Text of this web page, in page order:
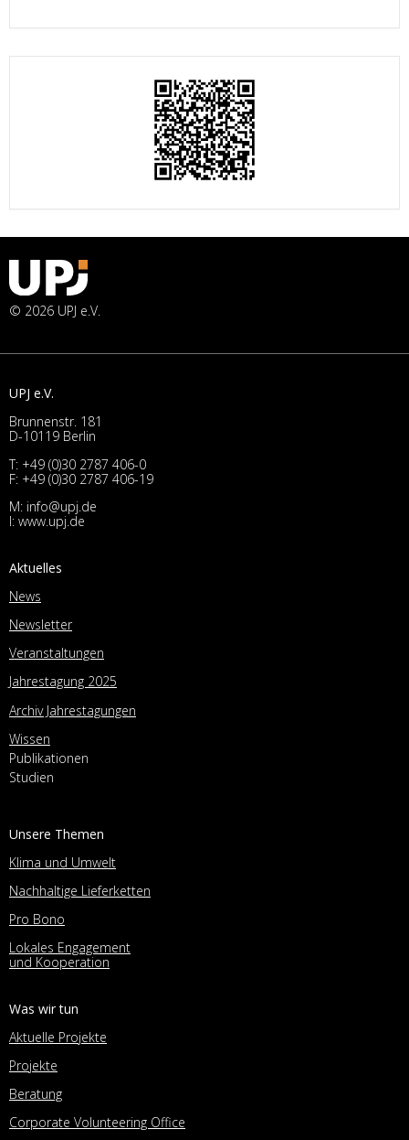
© 2026 UPJ e.V.
UPJ e.V.
Brunnenstr. 181
D-10119 Berlin
T: +49 (0)30 2787 406-0
F: +49 (0)30 2787 406-19
M: info@upj.de
I: www.upj.de
Aktuelles
News
Newsletter
Veranstaltungen
Jahrestagung 2025
Archiv Jahrestagungen
Wissen
Publikationen
Studien
Unsere Themen
Klima und Umwelt
Nachhaltige Lieferketten
Pro Bono
Lokales Engagement
und Kooperation
Was wir tun
Aktuelle Projekte
Projekte
Beratung
Corporate Volunteering Office